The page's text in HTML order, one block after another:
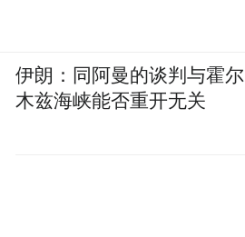
伊朗：同阿曼的谈判与霍尔
木兹海峡能否重开无关